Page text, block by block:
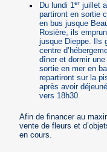
Du lundi 1erjuillet
partiront en sortie
en bus jusque
Rosière, ils
jusque Dieppe. Ils
centre
dîner et dormir
sortie en mer en
repartiront sur la
après avoir
vers 18h30.
Afin de financer au
vente de fleurs et
en cours.